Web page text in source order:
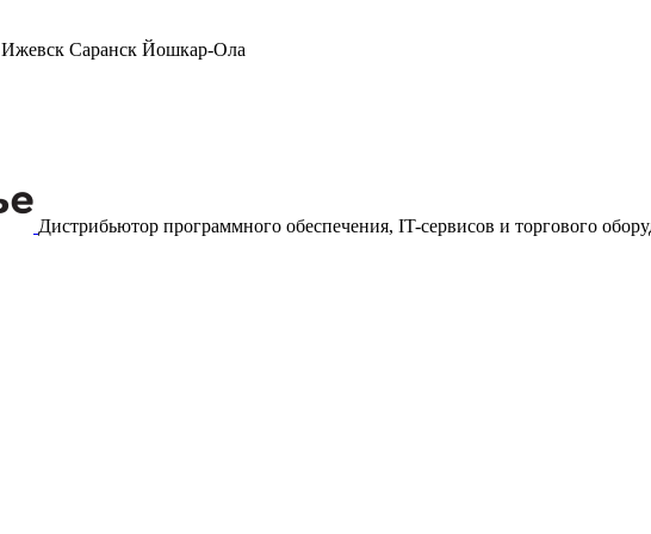
Ижевск Саранск Йошкар-Ола
Дистрибьютор программного обеспечения, IT-сервисов и торгового